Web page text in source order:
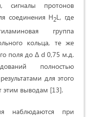
сигналы протонов
соединения H2L, где
группа
кольца, те же
поля до ∆ d 0,75 м.д.
полностью
для этого
этим выводам [13].
наблюдаются при